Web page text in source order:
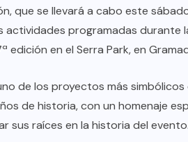
que se llevará a cabo este
actividades programadas durante
edición en el Serra Park, en
de los proyectos más simbólicos
de historia, con un homenaje
sus raíces en la historia del evento.